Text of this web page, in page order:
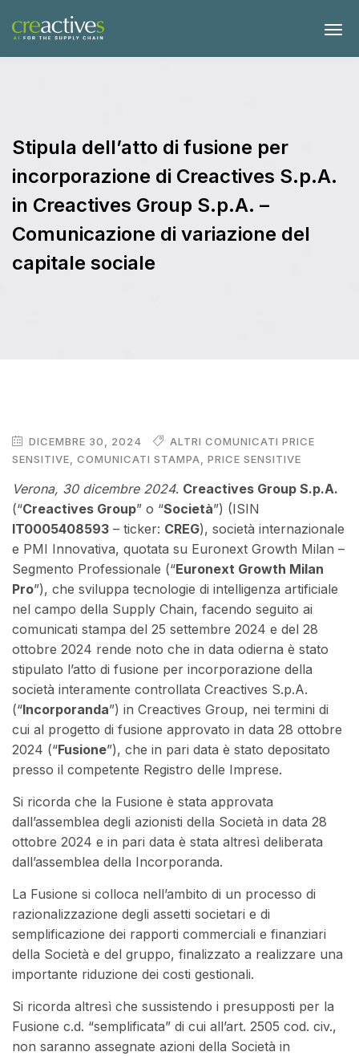
Stipula dell’atto di fusione per
incorporazione di Creactives S.p.A.
in Creactives Group S.p.A. –
Comunicazione di variazione del
capitale sociale
DICEMBRE 30, 2024
ALTRI COMUNICATI PRICE
SENSITIVE, COMUNICATI STAMPA, PRICE SENSITIVE
Verona, 30 dicembre 2024. Creactives Group S.p.A.
(“Creactives Group” o “Società”) (ISIN
IT0005408593 – ticker: CREG), società internazionale
e PMI Innovativa, quotata su Euronext Growth Milan –
Segmento Professionale (“Euronext Growth Milan
Pro”), che sviluppa tecnologie di intelligenza artificiale
nel campo della Supply Chain, facendo seguito ai
comunicati stampa del 25 settembre 2024 e del 28
ottobre 2024 rende noto che in data odierna è stato
stipulato l’atto di fusione per incorporazione della
società interamente controllata Creactives S.p.A.
(“Incorporanda”) in Creactives Group, nei termini di
cui al progetto di fusione approvato in data 28 ottobre
2024 (“Fusione”), che in pari data è stato depositato
presso il competente Registro delle Imprese.
Si ricorda che la Fusione è stata approvata
dall’assemblea degli azionisti della Società in data 28
ottobre 2024 e in pari data è stata altresì deliberata
dall’assemblea della Incorporanda.
La Fusione si colloca nell’ambito di un processo di
razionalizzazione degli assetti societari e di
semplificazione dei rapporti commerciali e finanziari
della Società e del gruppo, finalizzato a realizzare una
importante riduzione dei costi gestionali.
Si ricorda altresì che sussistendo i presupposti per la
Fusione c.d. “semplificata” di cui all’art. 2505 cod. civ.,
non saranno assegnate azioni della Società in